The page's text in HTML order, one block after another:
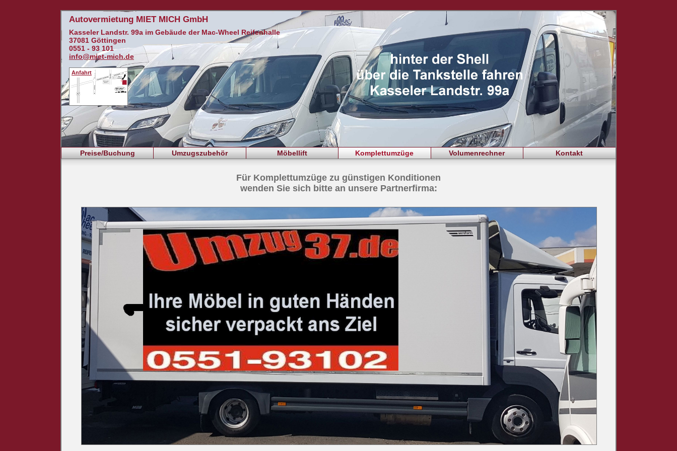
Autovermietung MIET MICH GmbH
Kasseler Landstr. 99a im Gebäude der Mac-Wheel Reifenhalle
37081 Göttingen
0551 - 93 101
info@miet-mich.de
Anfahrt
Preise/Buchung Umzugszubehör Möbellift Komplettumzüge Volumenrechner Kontakt
Für Komplettumzüge zu günstigen Konditionen
wenden Sie sich bitte an unsere Partnerfirma: